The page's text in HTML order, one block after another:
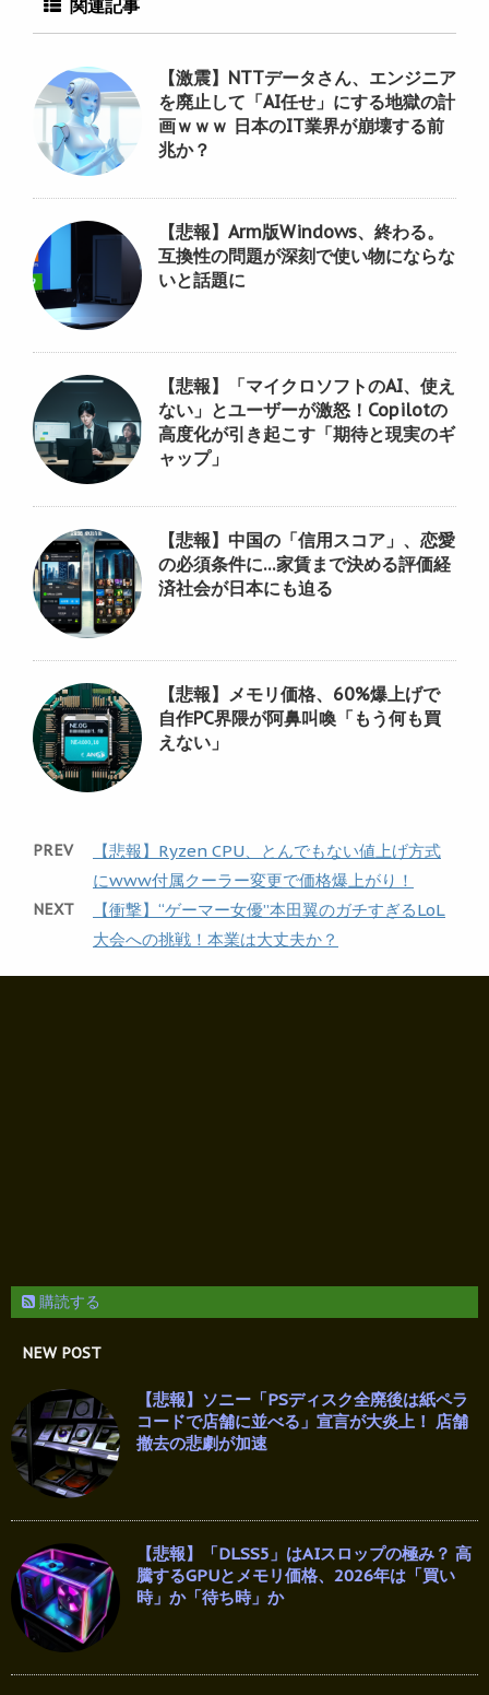
関連記事
【激震】NTTデータさん、エンジニア
を廃止して「AI任せ」にする地獄の計
画ｗｗｗ 日本のIT業界が崩壊する前
兆か？
【悲報】Arm版Windows、終わる。
互換性の問題が深刻で使い物にならな
いと話題に
【悲報】「マイクロソフトのAI、使え
ない」とユーザーが激怒！Copilotの
高度化が引き起こす「期待と現実のギ
ャップ」
【悲報】中国の「信用スコア」、恋愛
の必須条件に…家賃まで決める評価経
済社会が日本にも迫る
【悲報】メモリ価格、60%爆上げで
自作PC界隈が阿鼻叫喚「もう何も買
えない」
PREV
【悲報】Ryzen CPU、とんでもない値上げ方式
にwww付属クーラー変更で価格爆上がり！
NEXT
【衝撃】“ゲーマー女優”本田翼のガチすぎるLoL
大会への挑戦！本業は大丈夫か？
購読する
NEW POST
【悲報】ソニー「PSディスク全廃後は紙ペラ
コードで店舗に並べる」宣言が大炎上！ 店舗
撤去の悲劇が加速
【悲報】「DLSS5」はAIスロップの極み？ 高
騰するGPUとメモリ価格、2026年は「買い
時」か「待ち時」か